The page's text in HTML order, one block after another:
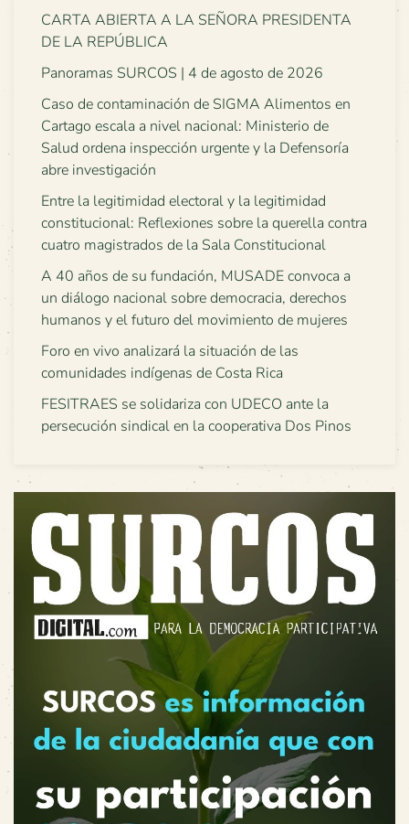
CARTA ABIERTA A LA SEÑORA PRESIDENTA
DE LA REPÚBLICA
Panoramas SURCOS | 4 de agosto de 2026
Caso de contaminación de SIGMA Alimentos en
Cartago escala a nivel nacional: Ministerio de
Salud ordena inspección urgente y la Defensoría
abre investigación
Entre la legitimidad electoral y la legitimidad
constitucional: Reflexiones sobre la querella contra
cuatro magistrados de la Sala Constitucional
A 40 años de su fundación, MUSADE convoca a
un diálogo nacional sobre democracia, derechos
humanos y el futuro del movimiento de mujeres
Foro en vivo analizará la situación de las
comunidades indígenas de Costa Rica
FESITRAES se solidariza con UDECO ante la
persecución sindical en la cooperativa Dos Pinos